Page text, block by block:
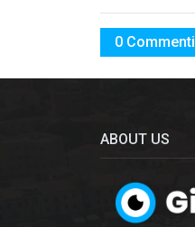
0 Commenti
ABOUT US